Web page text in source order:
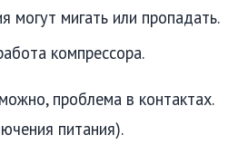
могут мигать или пропадать.
компрессора.
проблема в контактах.
питания).